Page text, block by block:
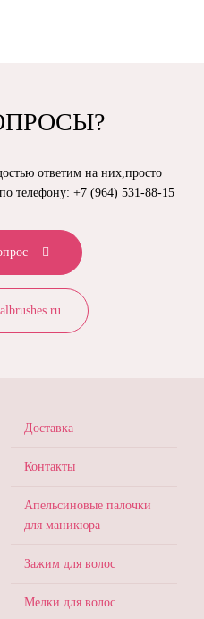
ответим на них,просто
телефону: +7 (964) 531-88-15
Доставка
Контакты
Апельсиновые палочки
для маникюра
Зажим для волос
Мелки для волос